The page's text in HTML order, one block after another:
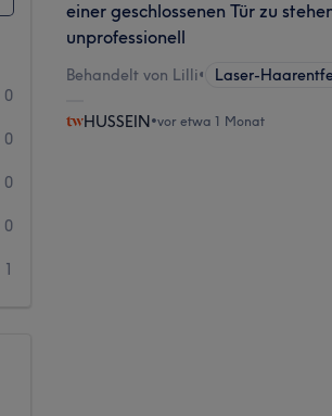
0
0
0
0
1
einer geschlossenen Tür zu
unprofessionell
Behandelt von Lilli• Laser-
HUSSEIN•vor etwa 1 Monat